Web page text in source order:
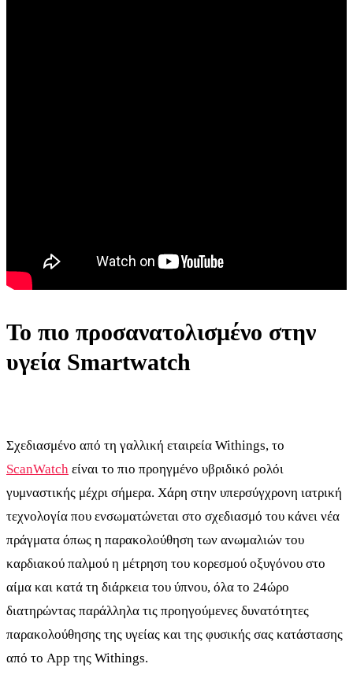
Το πιο προσανατολισμένο στην
υγεία Smartwatch
Σχεδιασμένο από τη γαλλική εταιρεία Withings, το
ScanWatch είναι το πιο προηγμένο υβριδικό ρολόι
γυμναστικής μέχρι σήμερα. Χάρη στην υπερσύγχρονη ιατρική
τεχνολογία που ενσωματώνεται στο σχεδιασμό του κάνει νέα
πράγματα όπως η παρακολούθηση των ανωμαλιών του
καρδιακού παλμού η μέτρηση του κορεσμού οξυγόνου στο
αίμα και κατά τη διάρκεια του ύπνου, όλα το 24ώρο
διατηρώντας παράλληλα τις προηγούμενες δυνατότητες
παρακολούθησης της υγείας και της φυσικής σας κατάστασης
από το App της Withings.